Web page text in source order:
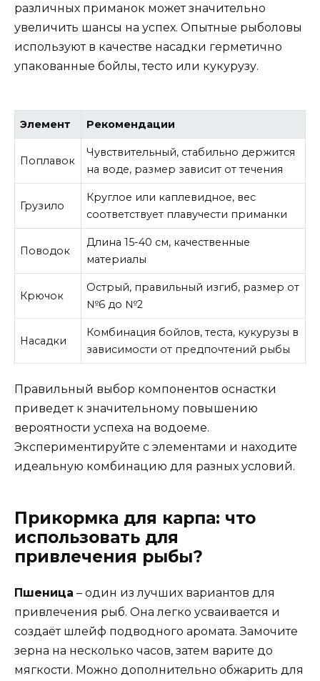
различных приманок может значительно
увеличить шансы на успех. Опытные рыболовы
используют в качестве насадки герметично
упакованные бойлы, тесто или кукурузу.
Элемент Рекомендации
Поплавок
Чувствительный, стабильно держится
на воде, размер зависит от течения
Грузило
Круглое или каплевидное, вес
соответствует плавучести приманки
Поводок
Длина 15-40 см, качественные
материалы
Крючок
Острый, правильный изгиб, размер от
№6 до №2
Насадки
Комбинация бойлов, теста, кукурузы в
зависимости от предпочтений рыбы
Правильный выбор компонентов оснастки
приведет к значительному повышению
вероятности успеха на водоеме.
Экспериментируйте с элементами и находите
идеальную комбинацию для разных условий.
Прикормка для карпа: что
использовать для
привлечения рыбы?
Пшеница – один из лучших вариантов для
привлечения рыб. Она легко усваивается и
создаёт шлейф подводного аромата. Замочите
зерна на несколько часов, затем варите до
мягкости. Можно дополнительно обжарить для